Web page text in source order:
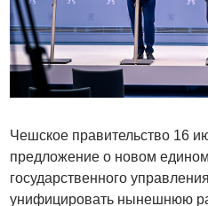
Чешское правительство 16
предложение о новом
государственного
унифицировать нынешнюю